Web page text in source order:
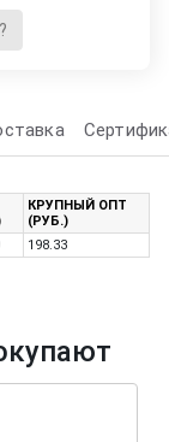
КРУПНЫЙ ОПТ
(РУБ.)
198.33